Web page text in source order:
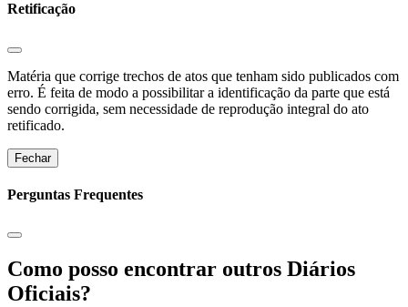
Retificação
Matéria que corrige trechos de atos que tenham sido publicados com
erro. É feita de modo a possibilitar a identificação da parte que está
sendo corrigida, sem necessidade de reprodução integral do ato
retificado.
Fechar
Perguntas Frequentes
Como posso encontrar outros Diários
Oficiais?